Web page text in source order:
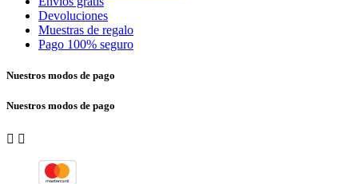
Devoluciones
Muestras de regalo
Pago 100% seguro
Nuestros modos de pago
Nuestros modos de pago
 